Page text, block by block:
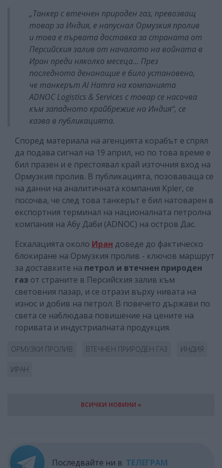
„Танкер с втечнен природен газ, превозващ
товар за Индия, е напуснал Ормузкия пролив
и това е първата доставка за страната от
Персийския залив от началото на войната в
Иран преди няколко месеца... През
последното денонощие е било установено,
че танкерът Al Hamra на компанията
ADNOC Logistics & Services с товар се насочва
към западното крайбрежие на Индия“, се
казва в публикацията.
Според материала на агенцията корабът е спрял
да подава сигнал на 19 април, но по това време е
бил празен и е престоявал край източния вход на
Ормузкия пролив. В публикацията, позоваваща се
на данни на аналитичната компания Kpler, се
посочва, че след това танкерът е бил натоварен в
експортния терминал на националната петролна
компания на Абу Даби (ADNOC) на остров Дас.
Ескалацията около Иран доведе до фактическо
блокиране на Ормузкия пролив - ключов маршрут
за доставките на петрол и втечнен природен
газ от страните в Персийския залив към
световния пазар, и се отрази върху нивата на
износ и добив на петрол. В повечето държави по
света се наблюдава повишение на цените на
горивата и индустриалната продукция.
ОРМУЗКИ ПРОЛИВ ВТЕЧНЕН ПРИРОДЕН ГАЗ ИНДИЯ
ИРАН
ВСИЧКИ НОВИНИ »
Последвайте ни в ТЕЛЕГРАМ